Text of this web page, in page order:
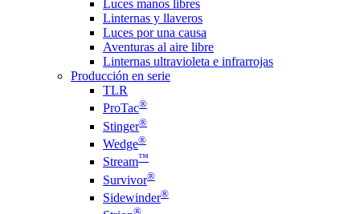
Luces manos libres
Linternas y llaveros
Luces por una causa
Aventuras al aire libre
Linternas ultravioleta e infrarrojas
Producción en serie
TLR
ProTac®
Stinger®
Wedge®
Stream™
Survivor®
Sidewinder®
®